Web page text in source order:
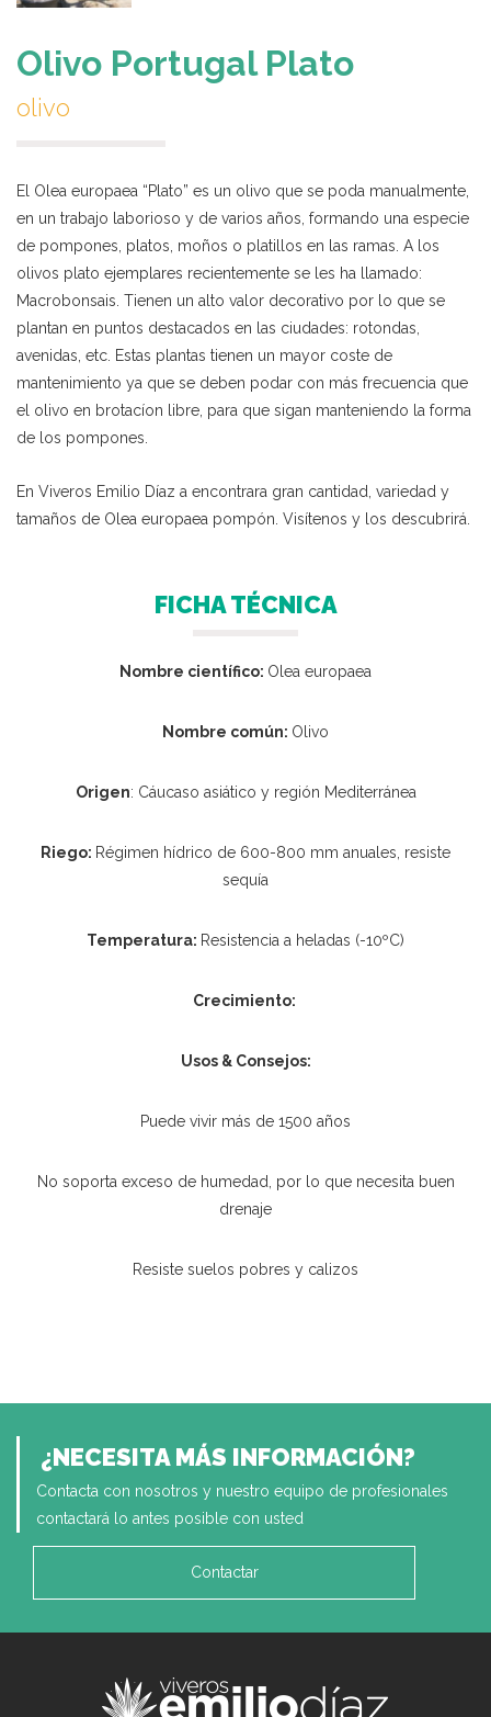
Olivo Portugal Plato
olivo
El Olea europaea “Plato” es un olivo que se poda manualmente,
en un trabajo laborioso y de varios años, formando una especie
de pompones, platos, moños o platillos en las ramas. A los
olivos plato ejemplares recientemente se les ha llamado:
Macrobonsais. Tienen un alto valor decorativo por lo que se
plantan en puntos destacados en las ciudades: rotondas,
avenidas, etc. Estas plantas tienen un mayor coste de
mantenimiento ya que se deben podar con más frecuencia que
el olivo en brotacíon libre, para que sigan manteniendo la forma
de los pompones.
En Viveros Emilio Díaz a encontrara gran cantidad, variedad y
tamaños de Olea europaea pompón. Visítenos y los descubrirá.
FICHA TÉCNICA
Nombre científico: Olea europaea
Nombre común: Olivo
Origen: Cáucaso asiático y región Mediterránea
Riego: Régimen hídrico de 600-800 mm anuales, resiste
sequía
Temperatura: Resistencia a heladas (-10ºC)
Crecimiento:
Usos & Consejos:
Puede vivir más de 1500 años
No soporta exceso de humedad, por lo que necesita buen
drenaje
Resiste suelos pobres y calizos
¿NECESITA MÁS INFORMACIÓN?
Contacta con nosotros y nuestro equipo de profesionales
contactará lo antes posible con usted
Contactar